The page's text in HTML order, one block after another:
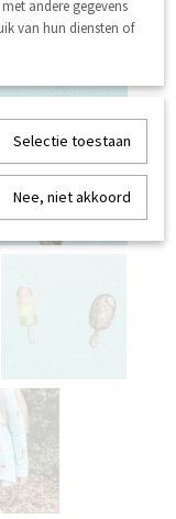
andere gegevens
van hun diensten of
Selectie toestaan
Nee, niet akkoord